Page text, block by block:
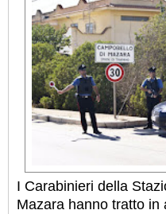
I Carabinieri della
Mazara hanno tratto in